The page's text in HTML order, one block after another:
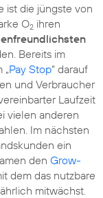
ist die jüngste von
O2ihren
Bereits im
„Pay Stop“ darauf
und Verbraucher
Laufzeit
vielen anderen
Im nächsten
ein
den Grow-
dem das nutzbare
mitwächst.